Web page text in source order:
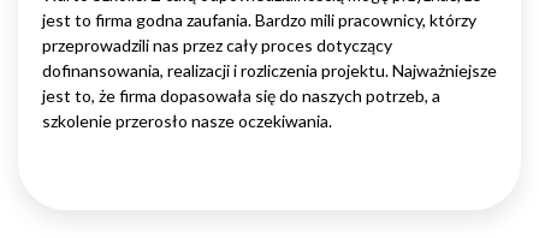
jest to firma godna zaufania. Bardzo mili pracownicy, którzy
przeprowadzili nas przez cały proces dotyczący
dofinansowania, realizacji i rozliczenia projektu. Najważniejsze
jest to, że firma dopasowała się do naszych potrzeb, a
szkolenie przerosło nasze oczekiwania.